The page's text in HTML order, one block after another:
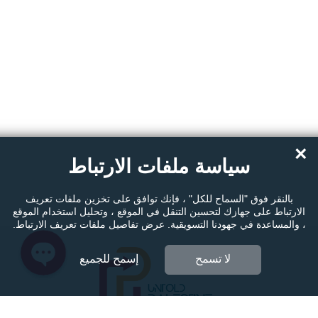
سياسة ملفات الارتباط
بالنقر فوق "السماح للكل" ، فإنك توافق على تخزين ملفات تعريف
الارتباط على جهازك لتحسين التنقل في الموقع ، وتحليل استخدام الموقع
، والمساعدة في جهودنا التسويقية. عرض تفاصيل ملفات تعريف الارتباط.
لا تسمح إسمح للجميع
×
Facebook Messenger